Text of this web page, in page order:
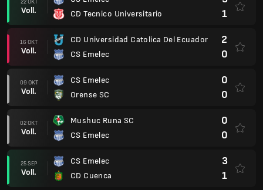
22 OKT
Voll.
CD Tecnico Universitario
1
16 OKT
Voll.
CD Universidad Catolica Del Ecuador
CS Emelec
2
0
09 OKT
Voll.
CS Emelec
Orense SC
0
0
02 OKT
Voll.
Mushuc Runa SC
CS Emelec
0
0
25 SEP
Voll.
CS Emelec
CD Cuenca
3
1